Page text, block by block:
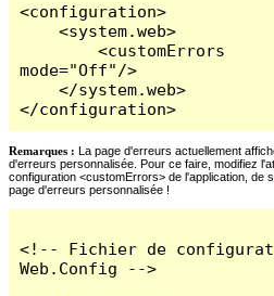
<configuration>
    <system.web>
        <customErrors
mode="Off"/>
    </system.web>
</configuration>
Remarques : La page d'erreurs actuellement
d'erreurs personnalisée. Pour ce faire, modifiez
configuration <customErrors> de l'application, de
page d'erreurs personnalisée !
<!-- Fichier de
Web.Config -->